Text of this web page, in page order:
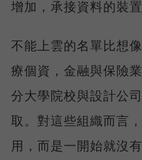
增加，承接資料的裝
不能上雲的名單比想
療個資，金融與保險
分大學院校與設計公
取。對這些組織而言
用，而是一開始就沒